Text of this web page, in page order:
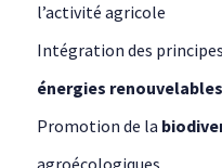
l’activité agricole
Intégration des
énergies renouvelables
Promotion de la